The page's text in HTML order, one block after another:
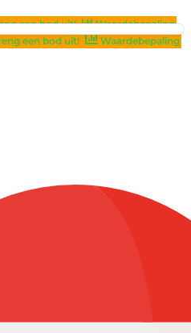
een bod uit!
Waardebepaling
een bod uit! Waardebepaling